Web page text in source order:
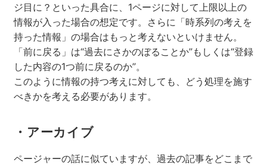
ジ目に？といった具合に、1ページに対して上限以上の
情報が入った場合の想定です。さらに「時系列の考えを
持った情報」の場合はもっと考えないといけません。
「前に戻る」は“過去にさかのぼることか”もしくは“登録
した内容の1つ前に戻るのか”。
このように情報の持つ考えに対しても、どう処理を施す
べきかを考える必要があります。
・アーカイブ
ページャーの話に似ていますが、過去の記事をどこまで